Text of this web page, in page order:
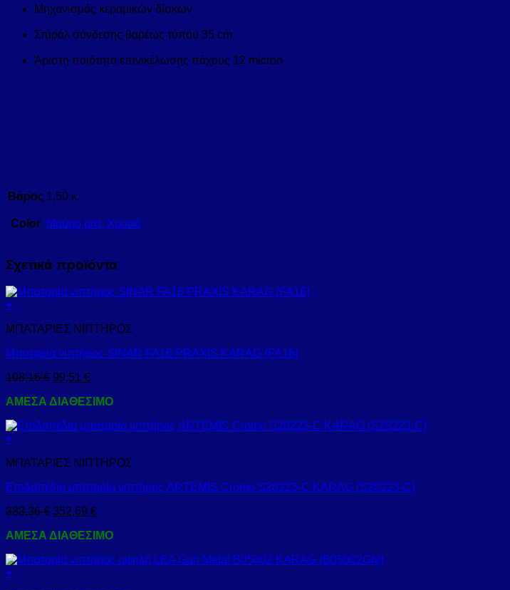
Μηχανισμός κεραμικών δίσκων
Σπιράλ σύνδεσης βαρέως τύπου 35 cm
Άριστη ποιότητα επινικέλωσης πάχους 12 micron
Βάρος 1,50 κ.
Color Μαύρο ματ, Χρυσό
Σχετικά προϊόντα
+
ΜΠΑΤΑΡΙΕΣ ΝΙΠΤΗΡΟΣ
Μπαταρία νιπτήρος SINAR FA16 PRAXIS KARAG (FA16)
108,16€ 99,51 €
ΑΜΕΣΑ ΔΙΑΘΕΣΙΜΟ
+
ΜΠΑΤΑΡΙΕΣ ΝΙΠΤΗΡΟΣ
Επιδαπέδια μπαταρία νιπτήρος ARTEMIS Cromo S28223-C KARAG (S28223-C)
383,36€ 352,69 €
ΑΜΕΣΑ ΔΙΑΘΕΣΙΜΟ
+